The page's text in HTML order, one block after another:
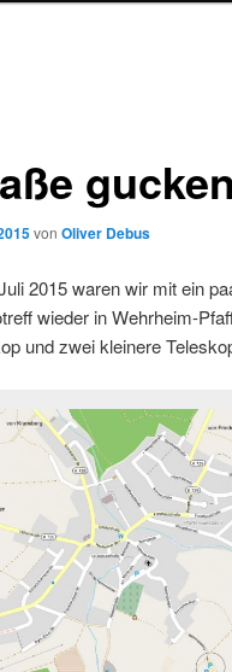
gucken
von Oliver Debus
2015 waren wir mit ein
wieder in Wehrheim-
und zwei kleinere